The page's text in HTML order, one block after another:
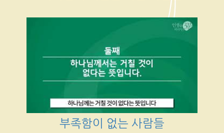
부족함이 없는 사람들